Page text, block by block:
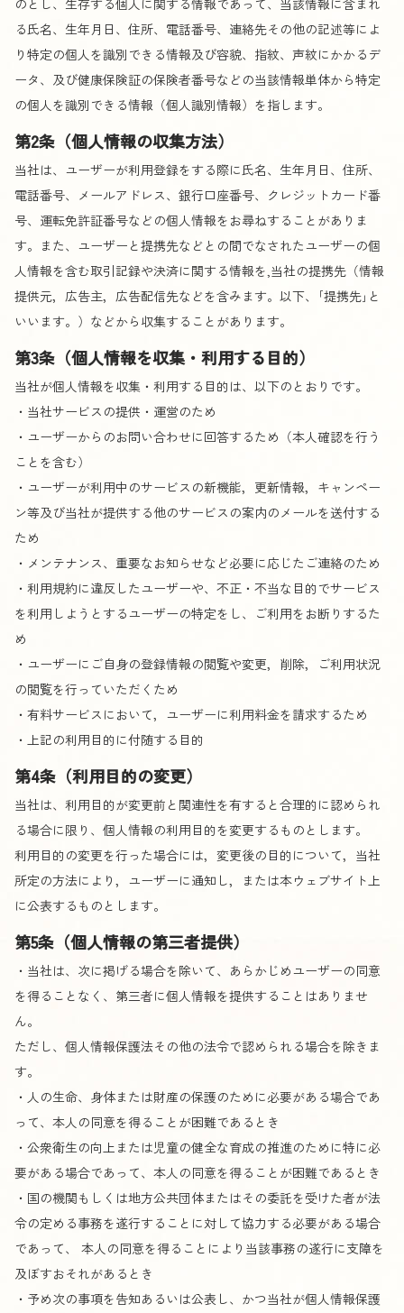
る氏名、生年月日、住所、電話番号、連絡先その他の記述等によ
り特定の個人を識別できる情報及び容貌、指紋、声紋にかかるデ
ータ、及び健康保険証の保険者番号などの当該情報単体から特定
の個人を識別できる情報（個人識別情報）を指します。
第2条（個人情報の収集方法）
当社は、ユーザーが利用登録をする際に氏名、生年月日、住所、
電話番号、メールアドレス、銀行口座番号、クレジットカード番
号、運転免許証番号などの個人情報をお尋ねすることがありま
す。また、ユーザーと提携先などとの間でなされたユーザーの個
人情報を含む取引記録や決済に関する情報を,当社の提携先（情報
提供元，広告主，広告配信先などを含みます。以下、｢提携先｣と
いいます。）などから収集することがあります。
第3条（個人情報を収集・利用する目的）
当社が個人情報を収集・利用する目的は、以下のとおりです。
・当社サービスの提供・運営のため
・ユーザーからのお問い合わせに回答するため（本人確認を行う
ことを含む）
・ユーザーが利用中のサービスの新機能，更新情報，キャンペー
ン等及び当社が提供する他のサービスの案内のメールを送付する
ため
・メンテナンス、重要なお知らせなど必要に応じたご連絡のため
・利用規約に違反したユーザーや、不正・不当な目的でサービス
を利用しようとするユーザーの特定をし、ご利用をお断りするた
め
・ユーザーにご自身の登録情報の閲覧や変更，削除，ご利用状況
の閲覧を行っていただくため
・有料サービスにおいて，ユーザーに利用料金を請求するため
・上記の利用目的に付随する目的
第4条（利用目的の変更）
当社は、利用目的が変更前と関連性を有すると合理的に認められ
る場合に限り、個人情報の利用目的を変更するものとします。
利用目的の変更を行った場合には，変更後の目的について，当社
所定の方法により，ユーザーに通知し，または本ウェブサイト上
に公表するものとします。
第5条（個人情報の第三者提供）
・当社は、次に掲げる場合を除いて、あらかじめユーザーの同意
を得ることなく、第三者に個人情報を提供することはありませ
ん。
ただし、個人情報保護法その他の法令で認められる場合を除きま
す。
・人の生命、身体または財産の保護のために必要がある場合であ
って、本人の同意を得ることが困難であるとき
・公衆衛生の向上または児童の健全な育成の推進のために特に必
要がある場合であって、本人の同意を得ることが困難であるとき
・国の機関もしくは地方公共団体またはその委託を受けた者が法
令の定める事務を遂行することに対して協力する必要がある場合
であって、 本人の同意を得ることにより当該事務の遂行に支障を
及ぼすおそれがあるとき
・予め次の事項を告知あるいは公表し、かつ当社が個人情報保護